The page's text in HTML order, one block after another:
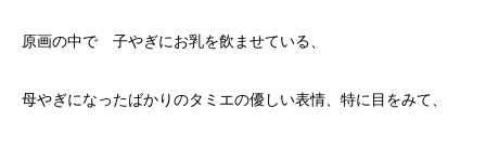
原画の中で 子やぎにお乳を飲ませている、
母やぎになったばかりのタミエの優しい表情、特に目をみて、